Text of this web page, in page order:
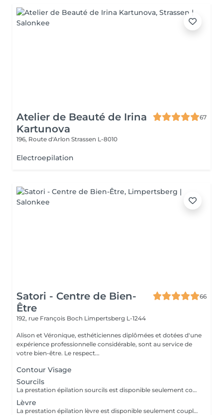
Atelier de Beauté de Irina
Kartunova
67
196, Route d'Arlon Strassen L-8010
Electroepilation
Satori - Centre de Bien-
Être
66
192, rue François Boch Limpertsberg L-1244
Alison et Véronique, esthéticiennes diplômées et dotées d'une
expérience professionnelle considérable, sont au service de
votre bien-être. Le respect...
Contour Visage
Sourcils
La prestation épilation sourcils est disponible seulement couplée à une autre prestation. Merci de nous contacter pour ce service.
Lèvre
La prestation épilation lèvre est disponible seulement couplée à une autre prestation. Merci de nous contacter pour ce service.